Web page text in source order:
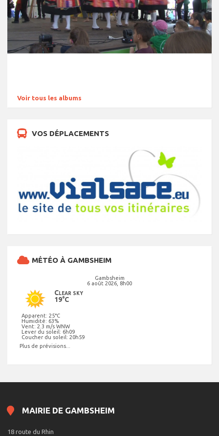
Voir tous les albums
VOS DÉPLACEMENTS
MÉTÉO À GAMBSHEIM
Gambsheim
6 août 2026, 8h00
Clear sky
19°C
Apparent: 25°C
Humidité: 63%
Vent: 2.3 m/s WNW
Lever du soleil: 6h09
Coucher du soleil: 20h59
Plus de prévisions...
MAIRIE DE GAMBSHEIM
18 route du Rhin